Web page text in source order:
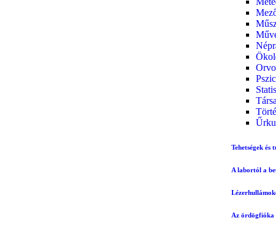
Tehetségek és
A labortól a
Az ördögfióka